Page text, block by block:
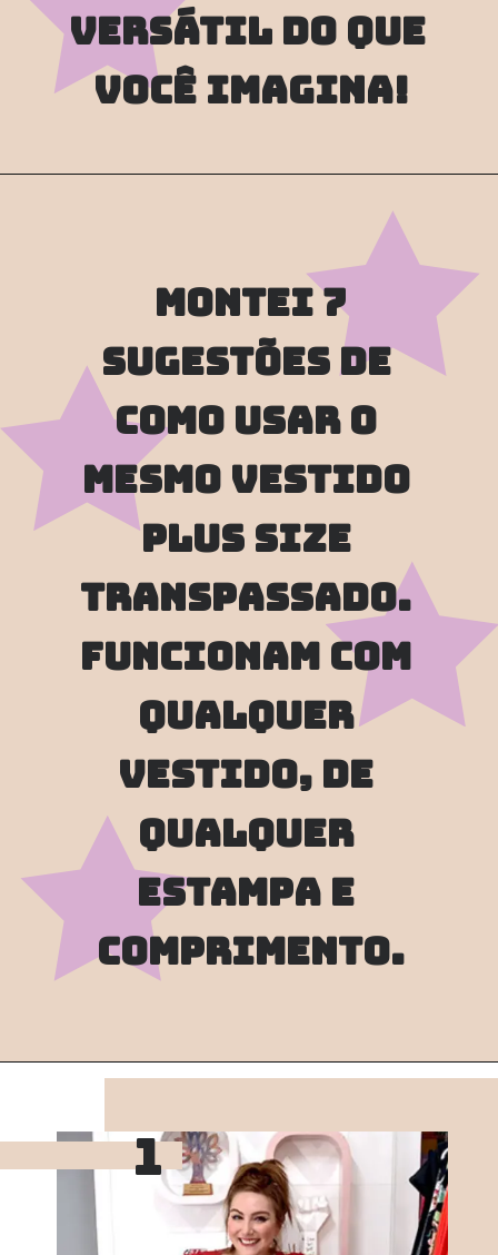
versátil do que
você imagina!
montei 7
sugestões de
como usar o
mesmo vestido
plus size
transpassado.
Funcionam com
qualquer
vestido, de
qualquer
estampa e
comprimento.
1